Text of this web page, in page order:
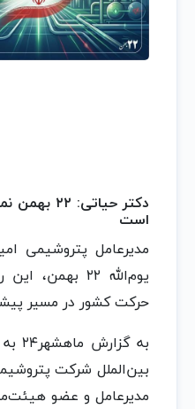
دکتر
است
مدیرعامل پتروشیمی
یوم‌الله ۲۲
حرکت کشور در مسیر
به
بین‌الملل شرکت
مدیرعامل و عضو